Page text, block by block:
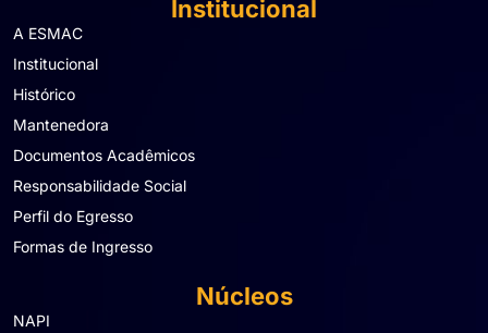
Institucional
A ESMAC
Institucional
Histórico
Mantenedora
Documentos Acadêmicos
Responsabilidade Social
Perfil do Egresso
Formas de Ingresso
Núcleos
NAPI